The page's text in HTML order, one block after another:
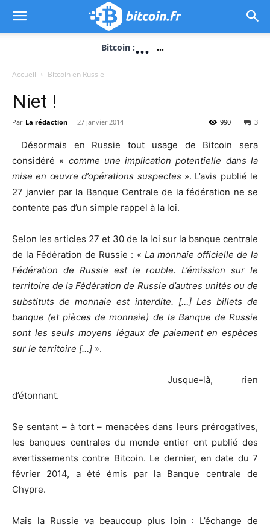
Bitcoin :... ...
Accueil Bitcoin en Russie
Niet !
Par La rédaction - 27 janvier 2014 3
990
Désormais en Russie tout usage de Bitcoin sera
considéré « comme une implication potentielle dans la
mise en œuvre d’opérations suspectes ». L’avis publié le
27 janvier par la Banque Centrale de la fédération ne se
contente pas d’un simple rappel à la loi.
Selon les articles 27 et 30 de la loi sur la banque centrale
de la Fédération de Russie : « La monnaie officielle de la
Fédération de Russie est le rouble. L’émission sur le
territoire de la Fédération de Russie d’autres unités ou de
substituts de monnaie est interdite. […] Les billets de
banque (et pièces de monnaie) de la Banque de Russie
sont les seuls moyens légaux de paiement en espèces
sur le territoire […] ».
Jusque-là, rien
d’étonnant.
Se sentant – à tort – menacées dans leurs prérogatives,
les banques centrales du monde entier ont publié des
avertissements contre Bitcoin. Le dernier, en date du 7
février 2014, a été émis par la Banque centrale de
Chypre.
Mais la Russie va beaucoup plus loin : L’échange de